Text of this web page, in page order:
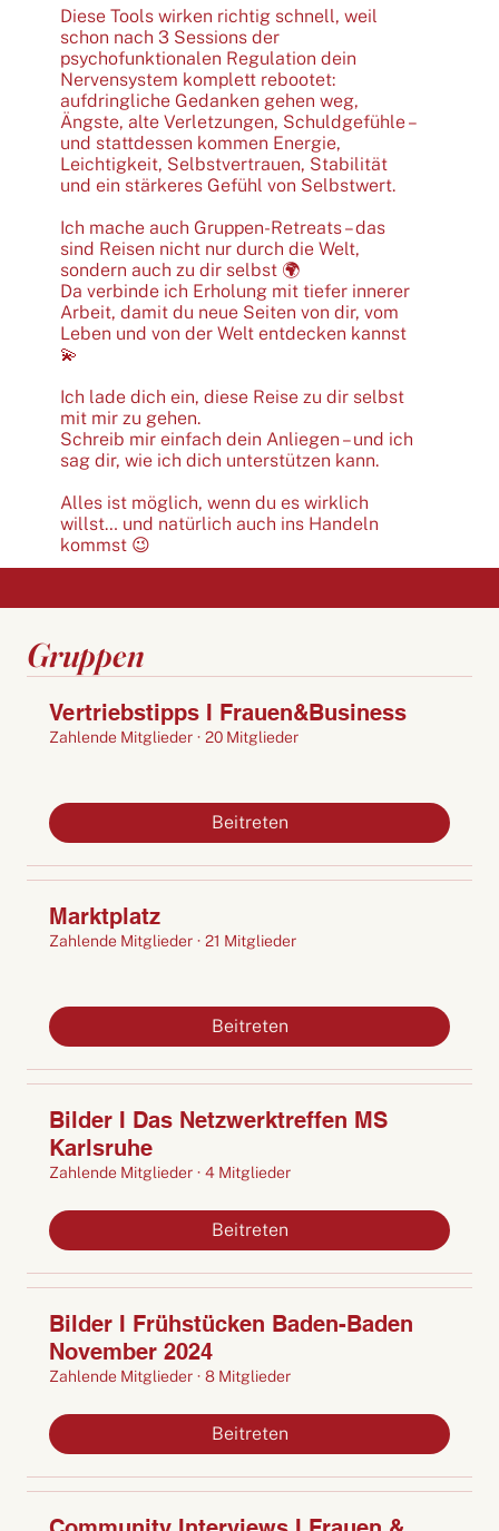
Diese Tools wirken richtig schnell, weil
schon nach 3 Sessions der
psychofunktionalen Regulation dein
Nervensystem komplett rebootet:
aufdringliche Gedanken gehen weg,
Ängste, alte Verletzungen, Schuldgefühle –
und stattdessen kommen Energie,
Leichtigkeit, Selbstvertrauen, Stabilität
und ein stärkeres Gefühl von Selbstwert.
Ich mache auch Gruppen-Retreats – das
sind Reisen nicht nur durch die Welt,
sondern auch zu dir selbst 🌍
Da verbinde ich Erholung mit tiefer innerer
Arbeit, damit du neue Seiten von dir, vom
Leben und von der Welt entdecken kannst
💫
Ich lade dich ein, diese Reise zu dir selbst
mit mir zu gehen.
Schreib mir einfach dein Anliegen – und ich
sag dir, wie ich dich unterstützen kann.
Alles ist möglich, wenn du es wirklich
willst… und natürlich auch ins Handeln
kommst 😉
Gruppen
Vertriebstipps I Frauen&Business
Zahlende Mitglieder · 20 Mitglieder
Beitreten
Marktplatz
Zahlende Mitglieder · 21 Mitglieder
Beitreten
Bilder I Das Netzwerktreffen MS
Karlsruhe
Zahlende Mitglieder · 4 Mitglieder
Beitreten
Bilder I Frühstücken Baden-Baden
November 2024
Zahlende Mitglieder · 8 Mitglieder
Beitreten